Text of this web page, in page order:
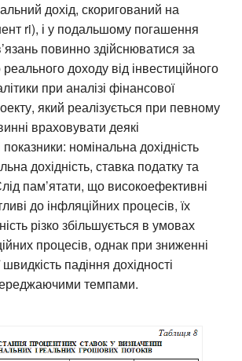
дохід, скоригований на
ri), і у подальшому погашення
повинно здійснюватися за
доходу від інвестиційного
при аналізі фінансової
який реалізується при певному
враховувати деякі
номінальна дохідність
дохідність, ставка податку та
пам’ятати, що високоефективні
до інфляційних процесів, їх
різко збільшується в умовах
процесів, однак при зниженні
падіння дохідності
темпами.